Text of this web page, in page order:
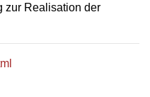
zur Realisation der